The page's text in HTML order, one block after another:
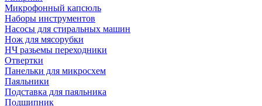
Микрофонный капсюль
Наборы инструментов
Насосы для стиральных машин
Нож для мясорубки
НЧ разьемы переходники
Отвертки
Панельки для микросхем
Паяльники
Подставка для паяльника
Подшипник